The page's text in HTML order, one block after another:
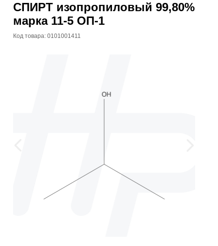
СПИРТ изопропиловый 99,80%
марка 11-5 ОП-1
Код товара: 0101001411